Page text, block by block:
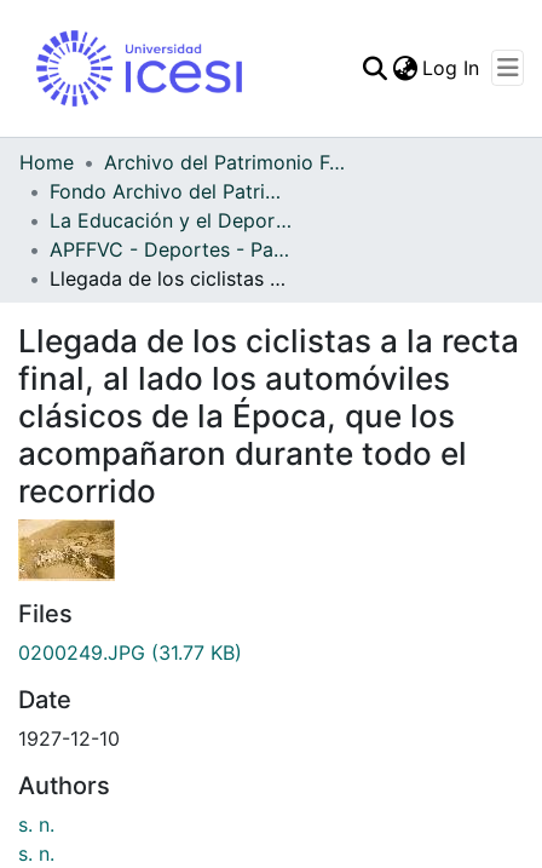
Log In
Home
Archivo del Patrimonio Fotográfico y Fílmico del Valle del Cauca
Fondo Archivo del Patrimonio Fotográfico y Fílmico del Valle del Cauca
La Educación y el Deporte
APFFVC - Deportes - Patrimonial
Llegada de los ciclistas a la recta final, al lado los automóviles clásicos de la Época, que los acompañaron durante todo el recorrido
Llegada de los ciclistas a la recta
final, al lado los automóviles
clásicos de la Época, que los
acompañaron durante todo el
recorrido
Files
0200249.JPG (31.77 KB)
Date
1927-12-10
Authors
s. n.
s. n.